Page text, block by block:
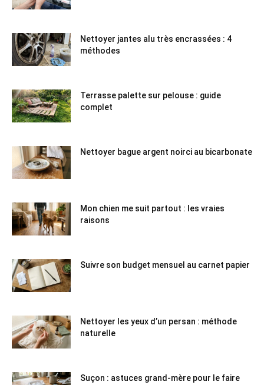
Nettoyer jantes alu très encrassées : 4
méthodes
Terrasse palette sur pelouse : guide
complet
Nettoyer bague argent noirci au bicarbonate
Mon chien me suit partout : les vraies
raisons
Suivre son budget mensuel au carnet papier
Nettoyer les yeux d’un persan : méthode
naturelle
Suçon : astuces grand-mère pour le faire